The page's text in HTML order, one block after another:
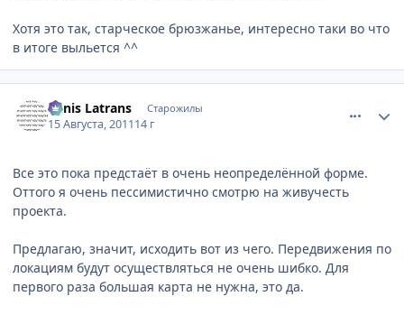
Хотя это так, старческое брюзжанье, интересно таки во что
в итоге выльется ^^
Canis Latrans Старожилы
15 Августа, 201114 г
Все это пока предстаёт в очень неопределённой форме.
Оттого я очень пессимистично смотрю на живучесть
проекта.
Предлагаю, значит, исходить вот из чего. Передвижения по
локациям будут осуществляться не очень шибко. Для
первого раза большая карта не нужна, это да.